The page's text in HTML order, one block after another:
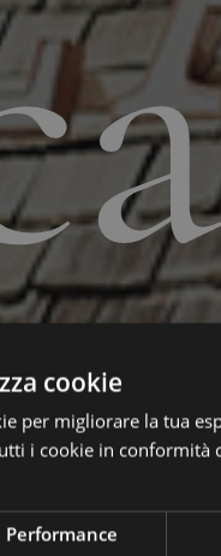
cookie
per migliorare la tua
i cookie in conformità
Performance